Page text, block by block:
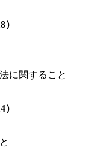
に関すること